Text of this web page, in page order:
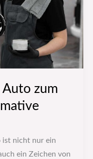
zum
ist nicht nur ein
ein Zeichen von